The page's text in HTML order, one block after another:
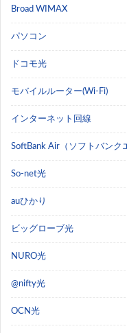
Broad WIMAX
パソコン
ドコモ光
モバイルルーター(Wi-Fi)
インターネット回線
SoftBank Air（ソフトバンク
So-net光
auひかり
ビッグローブ光
NURO光
@nifty光
OCN光